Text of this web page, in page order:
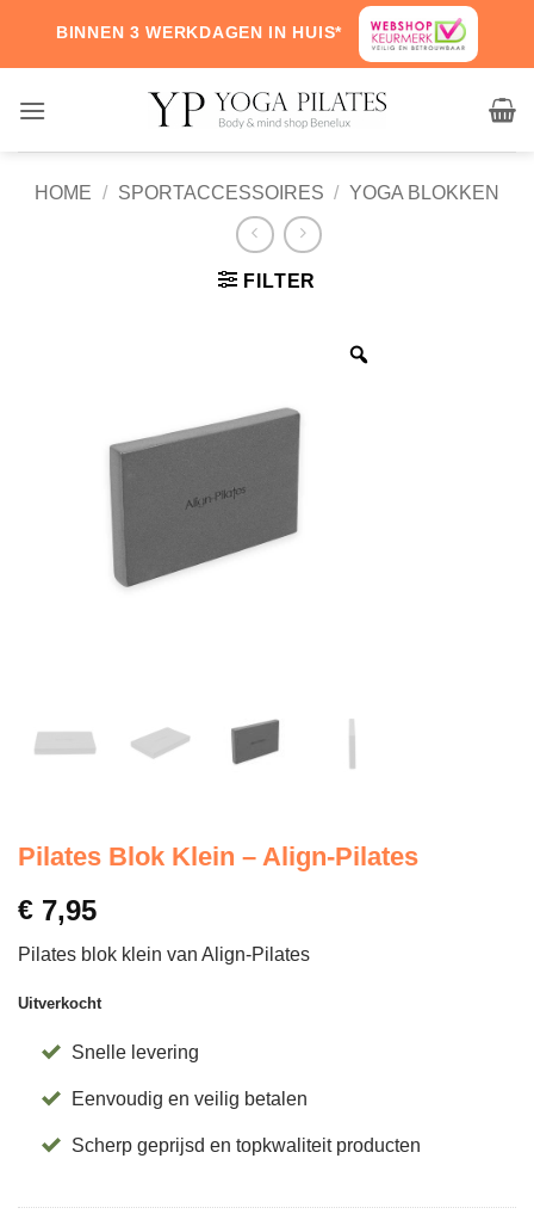
content
BINNEN 3 WERKDAGEN IN HUIS*
HOME / SPORTACCESSOIRES / YOGA BLOKKEN
FILTER
Pilates Blok Klein – Align-Pilates
€ 7,95
Pilates blok klein van Align-Pilates
Uitverkocht
Snelle levering
Eenvoudig en veilig betalen
Scherp geprijsd en topkwaliteit producten